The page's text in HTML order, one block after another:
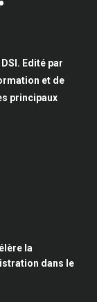
Edité par
et de
principaux
la
dans le